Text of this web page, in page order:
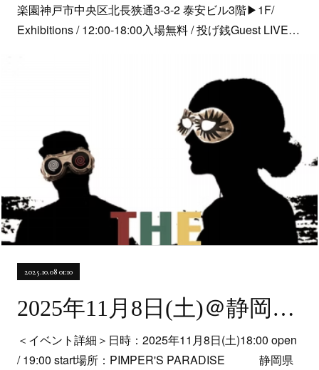
楽園神戸市中央区北長狭通3-3-2 泰安ビル3階▶︎1F/
Exhibitions / 12:00-18:00入場無料 / 投げ銭Guest LIVE…
2025.10.08 01:10
2025年11月8日(土)＠静岡・PIMPER'S PARADISE【band set】
＜イベント詳細＞日時：2025年11月8日(土)18:00 open
/ 19:00 start場所：PIMPER'S PARADISE 静岡県